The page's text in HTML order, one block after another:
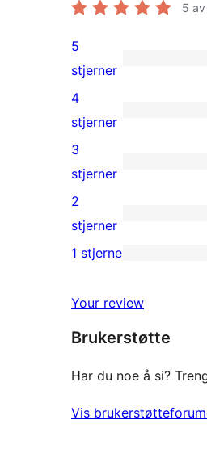
5
1
5-
star
review
5
stjerner
0
4-
star
reviews
4
stjerner
0
3-
star
reviews
3
stjerner
0
2-
reviews
2
stjerner
star
reviews
1 stjerne
Your review
Brukerstøtte
Har du noe å si?
Vis